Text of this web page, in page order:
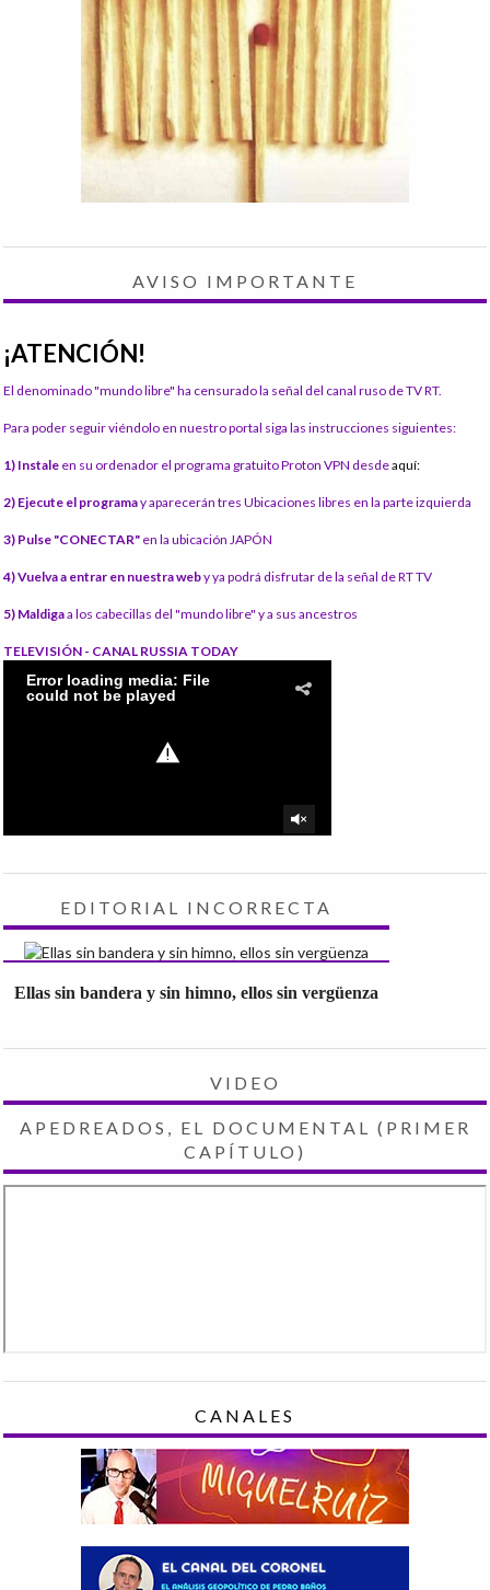
AVISO IMPORTANTE
¡ATENCIÓN!
El denominado "mundo libre" ha censurado la señal del canal ruso de TV RT.
Para poder seguir viéndolo en nuestro portal siga las instrucciones siguientes:
1) Instale en su ordenador el programa gratuito Proton VPN desdeaquí:
2) Ejecute el programay aparecerán tres Ubicaciones libres en la parte izquierda
3) Pulse "CONECTAR" en la ubicación JAPÓN
4) Vuelva a entrar en nuestra weby ya podrá disfrutar de la señal de RT TV
5) Maldigaa los cabecillas del "mundo libre" y a sus ancestros
TELEVISIÓN - CANAL RUSSIA TODAY
EDITORIAL INCORRECTA
Ellas sin bandera y sin himno, ellos sin vergüenza
VIDEO
APEDREADOS, EL DOCUMENTAL (PRIMER
CAPÍTULO)
CANALES